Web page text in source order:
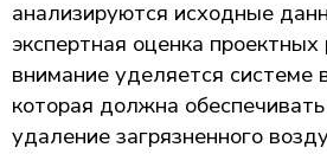
анализируются исходные
экспертная оценка
внимание уделяется системе
которая должна
удаление загрязненного